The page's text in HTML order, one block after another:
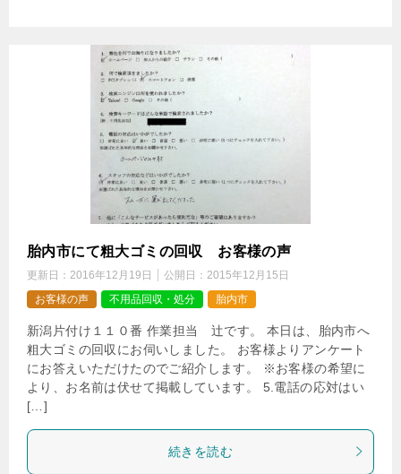
胎内市にて粗大ゴミの回収 お客様の声
更新日： 2016年12月19日 公開日： 2015年12月15日
お客様の声
不用品回収・処分 胎内市
新潟片付け１１０番 作業担当 辻です。 本日は、胎内市へ
粗大ゴミの回収にお伺いしました。 お客様よりアンケート
にお答えいただけたのでご紹介します。 ※お客様の希望に
より、お名前は伏せて掲載しています。 5.電話の応対はい
[…]
続きを読む